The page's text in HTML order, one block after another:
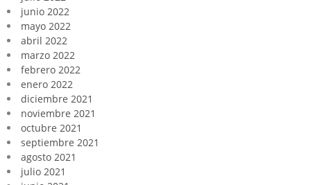
junio 2022
mayo 2022
abril 2022
marzo 2022
febrero 2022
enero 2022
diciembre 2021
noviembre 2021
octubre 2021
septiembre 2021
agosto 2021
julio 2021